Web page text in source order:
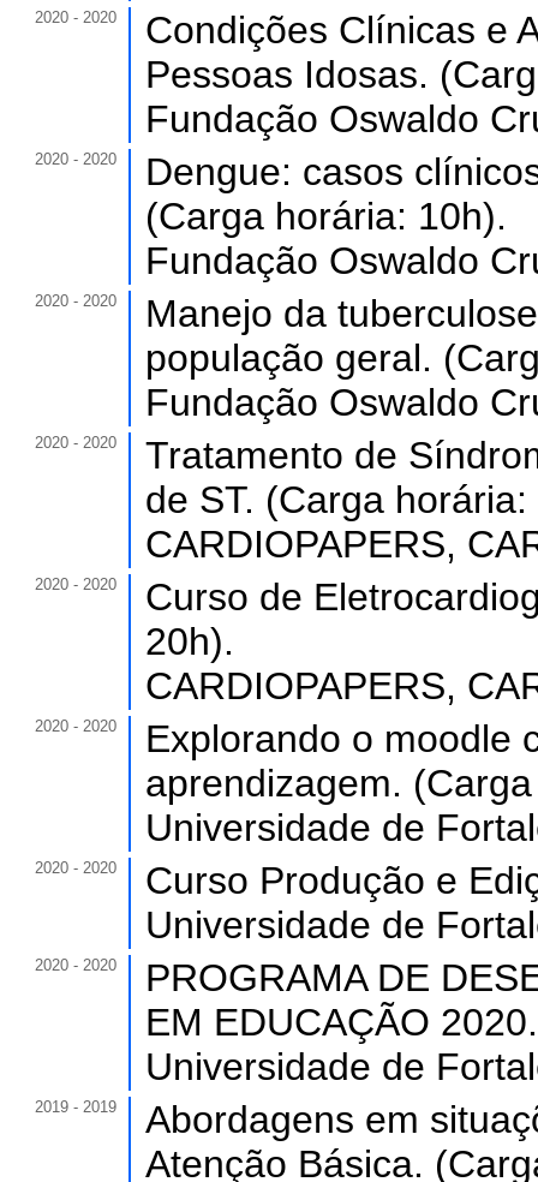
2020 - 2020
Condições Clínicas e
Pessoas Idosas.
Fundação Oswaldo
2020 - 2020
Dengue: casos
(Carga horária: 10h).
Fundação Oswaldo
2020 - 2020
Manejo da
população geral.
Fundação Oswaldo
2020 - 2020
Tratamento de
de ST. (Carga horária:
CARDIOPAPERS,
2020 - 2020
Curso de
20h).
CARDIOPAPERS,
2020 - 2020
Explorando o moodle
aprendizagem.
Universidade de
2020 - 2020
Curso Produção e
Universidade de
2020 - 2020
PROGRAMA DE
EM EDUCAÇÃO
Universidade de
2019 - 2019
Abordagens em
Atenção Básica.